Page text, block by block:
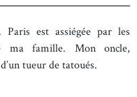
Paris est assiégée par les
ma famille. Mon oncle,
tueur de tatoués.